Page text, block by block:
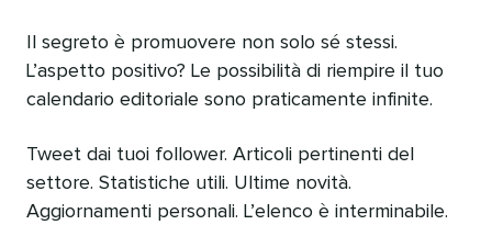
Il segreto è promuovere non solo sé stessi.
L’aspetto positivo? Le possibilità di riempire il tuo
calendario editoriale sono praticamente infinite.
Tweet dai tuoi follower. Articoli pertinenti del
settore. Statistiche utili. Ultime novità.
Aggiornamenti personali. L’elenco è interminabile.